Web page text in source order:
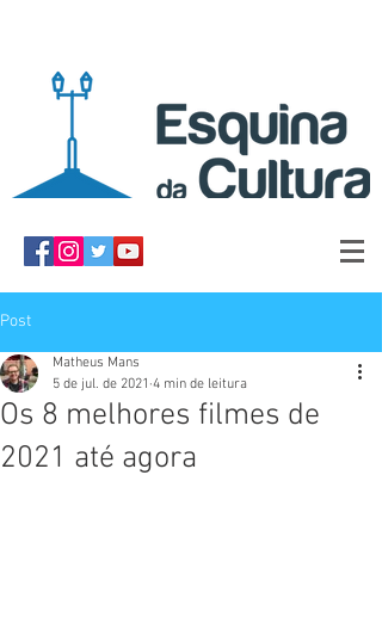
Post
Os 8 melhores filmes de
2021 até agora
Matheus Mans
5 de jul. de 2021 4 min de leitura